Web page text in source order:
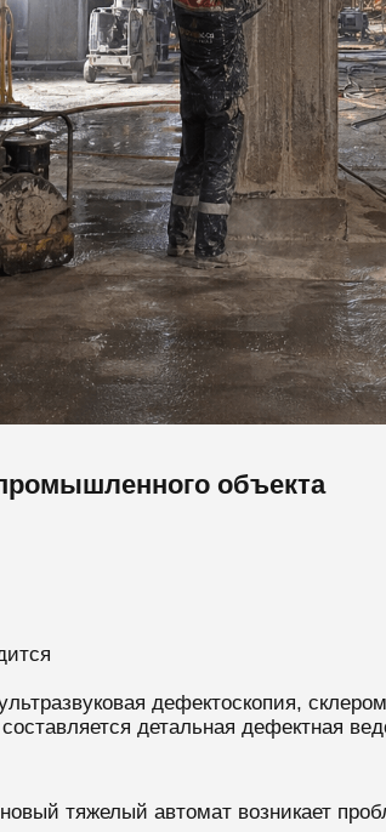
объекта
дефектоскопия,
детальная дефектная
новый тяжелый автомат возникает